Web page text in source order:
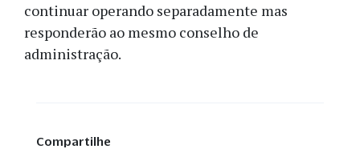
continuar operando separadamente mas
responderão ao mesmo conselho de
administração.
Compartilhe